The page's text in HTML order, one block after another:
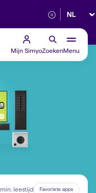
Betrouwbaar
Mijn SimyoZoekenMenu
leestijd Favoriete apps